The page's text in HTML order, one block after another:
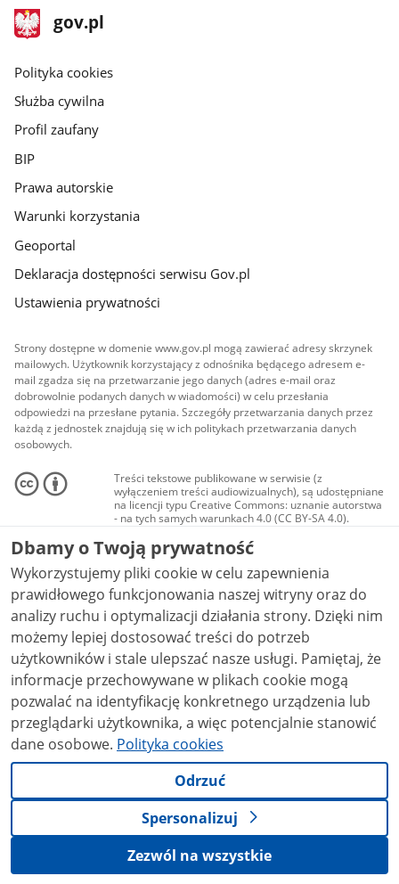
stopka
gov.pl
Strona
gov.pl
gov.pl
Polityka cookies
Służba cywilna
Profil zaufany
BIP
Prawa autorskie
Warunki korzystania
Geoportal
Deklaracja dostępności serwisu Gov.pl
Ustawienia prywatności
Strony dostępne w domenie www.gov.pl mogą zawierać adresy skrzynek
mailowych. Użytkownik korzystający z odnośnika będącego adresem e-
mail zgadza się na przetwarzanie jego danych (adres e-mail oraz
dobrowolnie podanych danych w wiadomości) w celu przesłania
odpowiedzi na przesłane pytania. Szczegóły przetwarzania danych przez
każdą z jednostek znajdują się w ich politykach przetwarzania danych
osobowych.
Treści tekstowe publikowane w serwisie (z
wyłączeniem treści audiowizualnych), są udostępniane
na licencji typu Creative Commons: uznanie autorstwa
- na tych samych warunkach 4.0 (CC BY-SA 4.0).
Materiały audiowizualne, w tym zdjęcia, materiały
audio i wideo, są udostępniane na licencji typu
Creative Commons: uznanie autorstwa użycie
niekomercyjne - bez utworów zależnych 4.0 (CC BY-
NC-ND 4.0), o ile nie jest to stwierdzone inaczej.
Dbamy o Twoją prywatność
Wykorzystujemy pliki cookie w celu zapewnienia
prawidłowego funkcjonowania naszej witryny oraz do
analizy ruchu i optymalizacji działania strony. Dzięki nim
możemy lepiej dostosować treści do potrzeb
użytkowników i stale ulepszać nasze usługi. Pamiętaj, że
informacje przechowywane w plikach cookie mogą
pozwalać na identyfikację konkretnego urządzenia lub
przeglądarki użytkownika, a więc potencjalnie stanowić
dane osobowe. Polityka cookies
Odrzuć
Spersonalizuj
Zezwól na wszystkie